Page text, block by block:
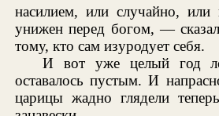
насилием, или случайно,
унижен перед богом, —
тому, кто сам изуродует себя.
И вот уже целый год
оставалось пустым. И
царицы жадно глядели